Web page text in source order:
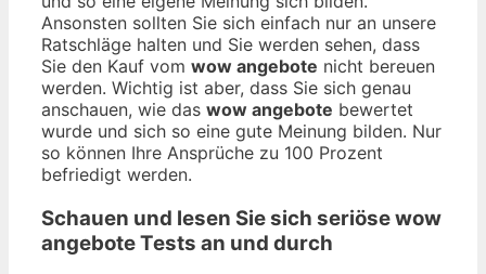
Ansonsten sollten Sie sich einfach nur an unsere
Ratschläge halten und Sie werden sehen, dass
Sie den Kauf vom wow angebote nicht bereuen
werden. Wichtig ist aber, dass Sie sich genau
anschauen, wie das wow angebote bewertet
wurde und sich so eine gute Meinung bilden. Nur
so können Ihre Ansprüche zu 100 Prozent
befriedigt werden.
Schauen und lesen Sie sich seriösewow
angeboteTests an und durch